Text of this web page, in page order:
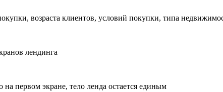
возраста клиентов, условий покупки, типа
лендинга
первом экране, тело ленда остается единым